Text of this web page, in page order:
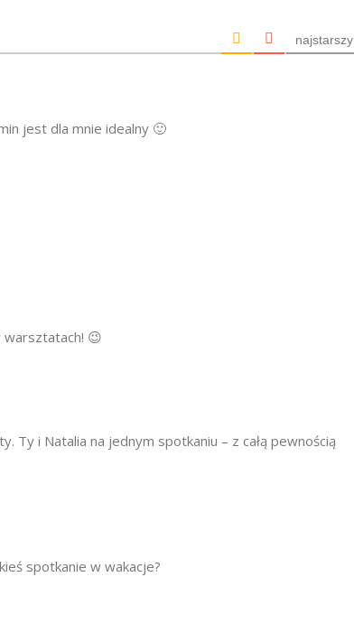
najstarszy
jest dla mnie idealny 🙂
warsztatach! 😉
Ty i Natalia na jednym spotkaniu – z całą pewnością
spotkanie w wakacje?